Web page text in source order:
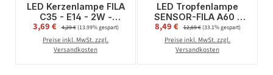
LED Kerzenlampe FILA
C35 - E14 - 2W -
warmweiss 2700K -
150lm - klar
Verkaufspreis:
3,69 € Regulärer Preis:
4,29 €(13.99% gespart)
Preise inkl. MwSt. zzgl.
Versandkosten
LED Tropfenlampe
SENSOR-FILA A60 -
E27 - 7W - warmweiss
2700K - 800lm - klar
Verkaufspreis:
8,49 € Regulärer Preis:
12,69 €(33.1% gespart)
Preise inkl. MwSt. zzgl.
Versandkosten